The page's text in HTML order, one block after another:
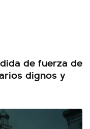
de fuerza de
dignos y